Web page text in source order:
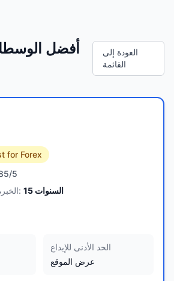
أفضل
العودة إلى
القائمة
for Forex
/5
الخبرة: 15 السنوات
الحد الأدنى للإيداع
عرض الموقع